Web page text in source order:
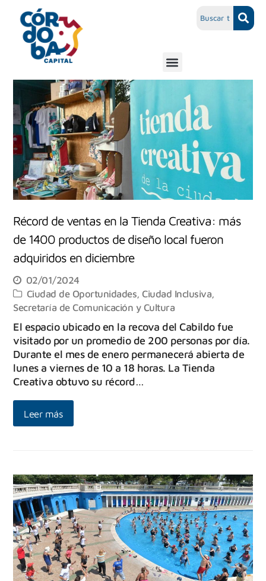
Récord de ventas en la Tienda Creativa: más
de 1400 productos de diseño local fueron
adquiridos en diciembre
02/01/2024
Ciudad de Oportunidades ,Ciudad Inclusiva
Secretaría de Comunicación y Cultura
El espacio ubicado en la recova del Cabildo fue
visitado por un promedio de 200 personas por día.
Durante el mes de enero permanecerá abierta de
lunes a viernes de 10 a 18 horas. La Tienda
Creativa obtuvo su récord…
Leer más